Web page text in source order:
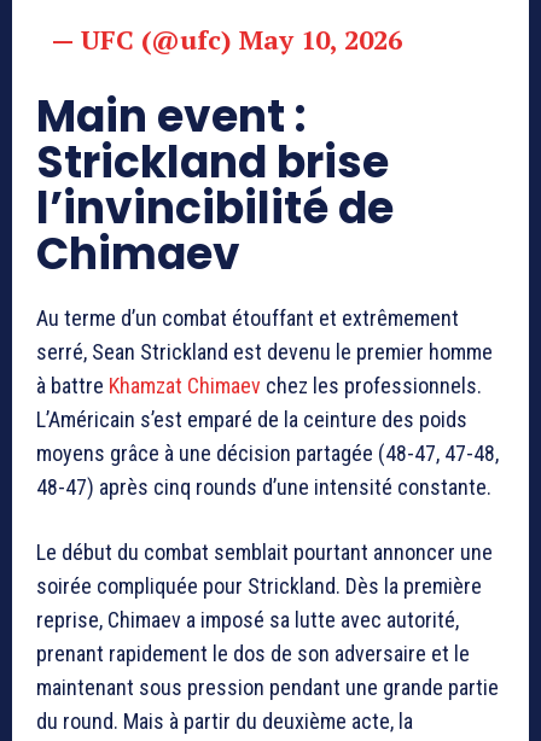
— UFC (@ufc) May 10, 2026
Main event :
Strickland brise
l’invincibilité de
Chimaev
Au terme d’un combat étouffant et extrêmement
serré, Sean Strickland est devenu le premier homme
à battre Khamzat Chimaev chez les professionnels.
L’Américain s’est emparé de la ceinture des poids
moyens grâce à une décision partagée (48-47, 47-48,
48-47) après cinq rounds d’une intensité constante.
Le début du combat semblait pourtant annoncer une
soirée compliquée pour Strickland. Dès la première
reprise, Chimaev a imposé sa lutte avec autorité,
prenant rapidement le dos de son adversaire et le
maintenant sous pression pendant une grande partie
du round. Mais à partir du deuxième acte, la